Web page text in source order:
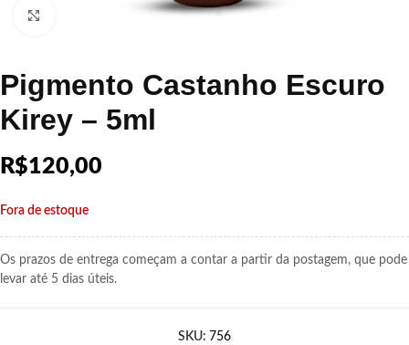
Pigmento Castanho Escuro
Kirey – 5ml
R$120,00
Fora de estoque
Os prazos de entrega começam a contar a partir da postagem, que pode
levar até 5 dias úteis.
SKU: 756